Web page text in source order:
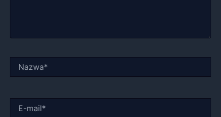
mail*